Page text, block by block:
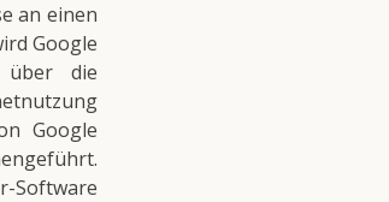
an einen
Google
über die
Google
Software